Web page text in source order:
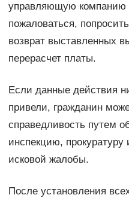
управляющую компанию
пожаловаться,
возврат выставленных
перерасчет платы.
Если данные действия
привели, гражданин
справедливость путем
инспекцию,
исковой жалобы.
После установления